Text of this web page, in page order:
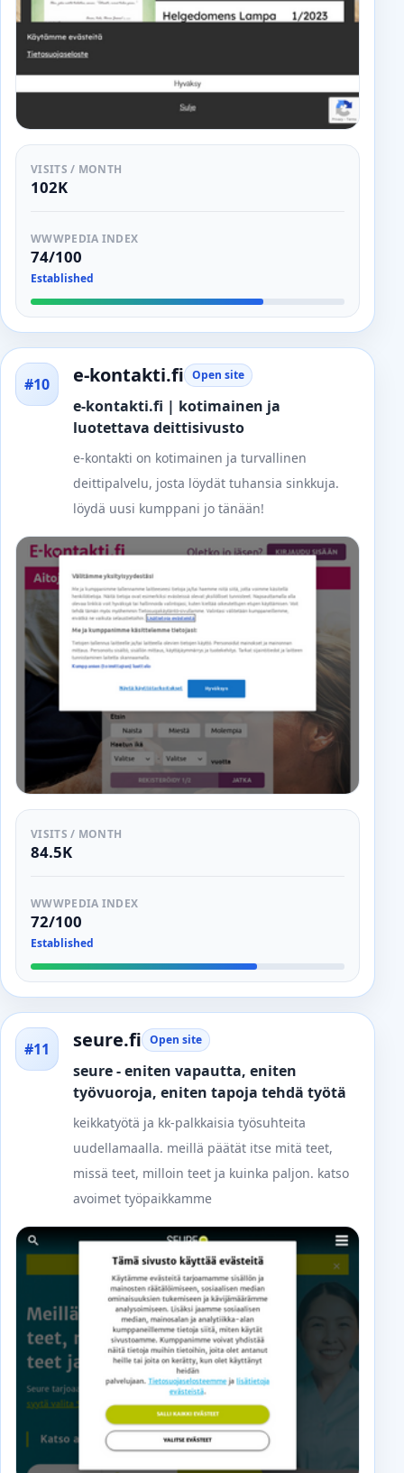
VISITS / MONTH
102K
WWWPEDIA INDEX
74/100
Established
#10 e-kontakti.fi Open site
e-kontakti.fi | kotimainen ja
luotettava deittisivusto
e-kontakti on kotimainen ja turvallinen
deittipalvelu, josta löydät tuhansia sinkkuja.
löydä uusi kumppani jo tänään!
VISITS / MONTH
84.5K
WWWPEDIA INDEX
72/100
Established
#11 seure.fi Open site
seure - eniten vapautta, eniten
työvuoroja, eniten tapoja tehdä työtä
keikkatyötä ja kk-palkkaisia työsuhteita
uudellamaalla. meillä päätät itse mitä teet,
missä teet, milloin teet ja kuinka paljon. katso
avoimet työpaikkamme